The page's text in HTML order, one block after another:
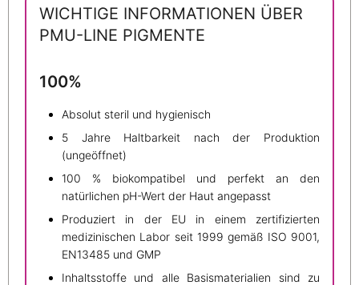
WICHTIGE INFORMATIONEN ÜBER
PMU-LINE PIGMENTE
100%
Absolut steril und hygienisch
5 Jahre Haltbarkeit nach der Produktion
(ungeöffnet)
100 % biokompatibel und perfekt an den
natürlichen pH-Wert der Haut angepasst
Produziert in der EU in einem zertifizierten
medizinischen Labor seit 1999 gemäß ISO 9001,
EN13485 und GMP
Inhaltsstoffe und alle Basismaterialien sind zu